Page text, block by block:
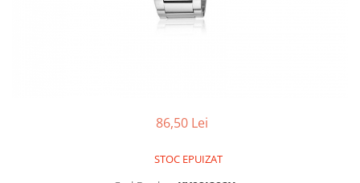
86,50 Lei
STOC EPUIZAT